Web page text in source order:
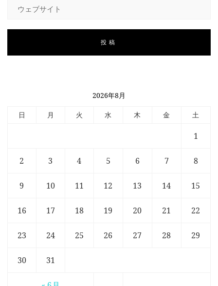
2026年8月
日 月 火 水 木 金 土
1
2 3 4 5 6 7 8
9 10 11 12 13 14 15
16 17 18 19 20 21 22
23 24 25 26 27 28 29
30 31